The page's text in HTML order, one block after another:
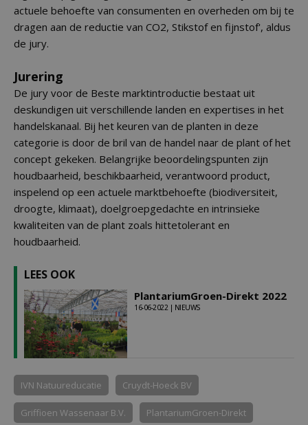
actuele behoefte van consumenten en overheden om bij te
dragen aan de reductie van CO2, Stikstof en fijnstof', aldus
de jury.
Jurering
De jury voor de Beste marktintroductie bestaat uit
deskundigen uit verschillende landen en expertises in het
handelskanaal. Bij het keuren van de planten in deze
categorie is door de bril van de handel naar de plant of het
concept gekeken. Belangrijke beoordelingspunten zijn
houdbaarheid, beschikbaarheid, verantwoord product,
inspelend op een actuele marktbehoefte (biodiversiteit,
droogte, klimaat), doelgroepgedachte en intrinsieke
kwaliteiten van de plant zoals hittetolerant en
houdbaarheid.
LEES OOK
PlantariumGroen-Direkt 2022
16-06-2022 | NIEUWS
IVN Natuureducatie Cruydt-Hoeck BV
Griffioen Wassenaar B.V. PlantariumGroen-Direkt